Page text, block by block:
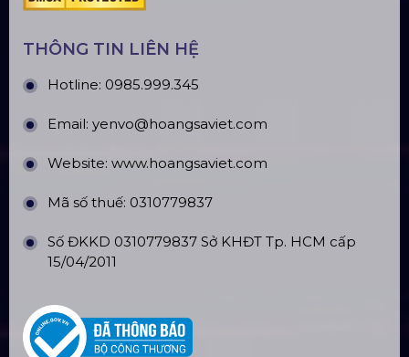
THÔNG TIN LIÊN HỆ
Hotline: 0985.999.345
Email: yenvo@hoangsaviet.com
Website: www.hoangsaviet.com
Mã số thuế: 0310779837
Số ĐKKD 0310779837 Sở KHĐT Tp. HCM cấp
15/04/2011